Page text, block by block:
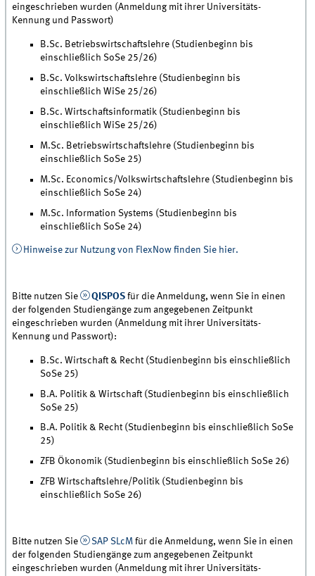
eingeschrieben wurden (Anmeldung mit ihrer Universitäts-
Kennung und Passwort)
B.Sc. Betriebswirtschaftslehre (Studienbeginn bis
einschließlich SoSe 25/26)
B.Sc. Volkswirtschaftslehre (Studienbeginn bis
einschließlich WiSe 25/26)
B.Sc. Wirtschaftsinformatik (Studienbeginn bis
einschließlich WiSe 25/26)
M.Sc. Betriebswirtschaftslehre (Studienbeginn bis
einschließlich SoSe 25)
M.Sc. Economics/Volkswirtschaftslehre (Studienbeginn bis
einschließlich SoSe 24)
M.Sc. Information Systems (Studienbeginn bis
einschließlich SoSe 24)
Hinweise zur Nutzung von FlexNow finden Sie hier.
Bitte nutzen Sie QISPOSfür die Anmeldung, wenn Sie in einen
der folgenden Studiengänge zum angegebenen Zeitpunkt
eingeschrieben wurden (Anmeldung mit ihrer Universitäts-
Kennung und Passwort):
B.Sc. Wirtschaft & Recht (Studienbeginn bis einschließlich
SoSe 25)
B.A. Politik & Wirtschaft (Studienbeginn bis einschließlich
SoSe 25)
B.A. Politik & Recht (Studienbeginn bis einschließlich SoSe
25)
ZFB Ökonomik (Studienbeginn bis einschließlich SoSe 26)
ZFB Wirtschaftslehre/Politik (Studienbeginn bis
einschließlich SoSe 26)
Bitte nutzen Sie SAP SLcMfür die Anmeldung, wenn Sie in einen
der folgenden Studiengänge zum angegebenen Zeitpunkt
eingeschrieben wurden (Anmeldung mit ihrer Universitäts-